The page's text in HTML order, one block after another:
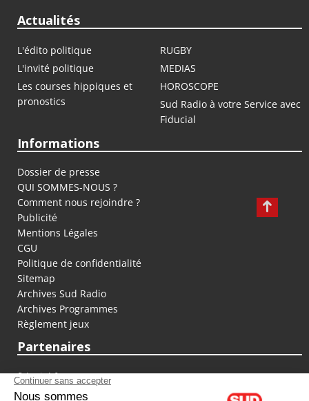
Actualités
L'édito politique
RUGBY
L'invité politique
MEDIAS
Les courses hippiques et
pronostics
HOROSCOPE
Sud Radio à votre Service avec
Fiducial
Informations
Dossier de presse
QUI SOMMES-NOUS ?
Comment nous rejoindre ?
Publicité
Mentions Légales
CGU
Politique de confidentialité
Sitemap
Archives Sud Radio
Archives Programmes
Règlement jeux
Partenaires
fiducial.fr
lyoncapitale.fr